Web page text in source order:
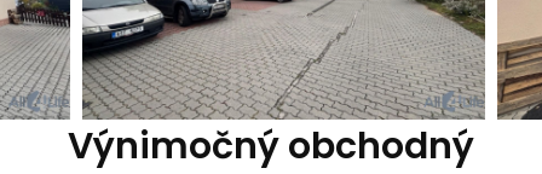
Výnimočný obchodný